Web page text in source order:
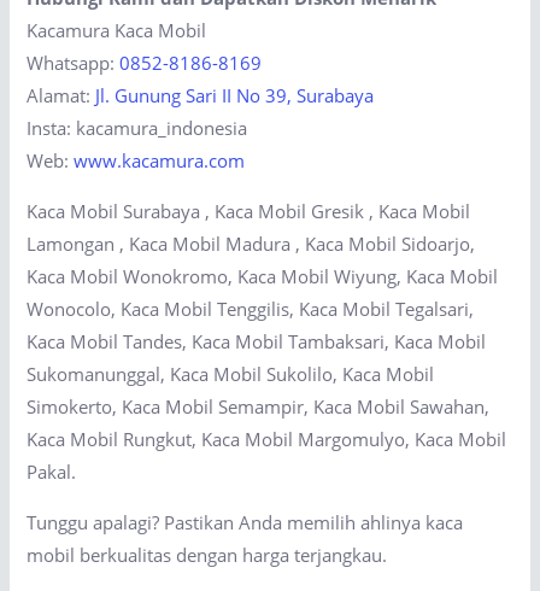
Kacamura Kaca Mobil
Whatsapp:0852-8186-8169
Alamat: Jl. Gunung Sari II No 39, Surabaya
Insta: kacamura_indonesia
Web:www.kacamura.com
Kaca Mobil Surabaya , Kaca Mobil Gresik , Kaca Mobil
Lamongan , Kaca Mobil Madura , Kaca Mobil Sidoarjo,
Kaca Mobil Wonokromo, Kaca Mobil Wiyung, Kaca Mobil
Wonocolo, Kaca Mobil Tenggilis, Kaca Mobil Tegalsari,
Kaca Mobil Tandes, Kaca Mobil Tambaksari, Kaca Mobil
Sukomanunggal, Kaca Mobil Sukolilo, Kaca Mobil
Simokerto, Kaca Mobil Semampir, Kaca Mobil Sawahan,
Kaca Mobil Rungkut, Kaca Mobil Margomulyo, Kaca Mobil
Pakal.
Tunggu apalagi? Pastikan Anda memilih ahlinya kaca
mobil berkualitas dengan harga terjangkau.